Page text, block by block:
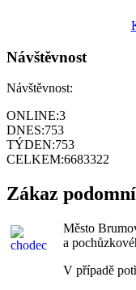
Návštěvnost
Návštěvnost:
ONLINE:3
DNES:753
TÝDEN:753
CELKEM:6683322
Zákaz
Město
a
V případě